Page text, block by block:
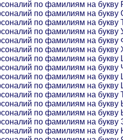
по фамилиям на букву
по фамилиям на букву
по фамилиям на букву
по фамилиям на букву
по фамилиям на букву
по фамилиям на букву
по фамилиям на букву
по фамилиям на букву
по фамилиям на букву
по фамилиям на букву
по фамилиям на букву
по фамилиям на букву
по фамилиям на букву
по фамилиям на букву
по фамилиям на